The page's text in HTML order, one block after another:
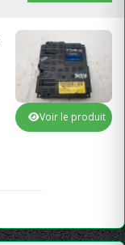
Voir le produit